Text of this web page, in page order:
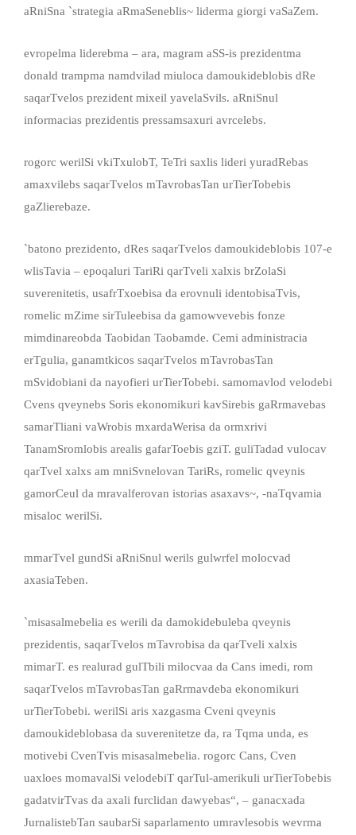
aRniSna `strategia aRmaSeneblis~ liderma giorgi vaSaZem.
evropelma liderebma – ara, magram aSS-is prezidentma
donald trampma namdvilad miuloca damoukideblobis dRe
saqarTvelos prezident mixeil yavelaSvils. aRniSnul
informacias prezidentis pressamsaxuri avrcelebs.
rogorc werilSi vkiTxulobT, TeTri saxlis lideri yuradRebas
amaxvilebs saqarTvelos mTavrobasTan urTierTobebis
gaZlierebaze.
`batono prezidento, dRes saqarTvelos damoukideblobis 107-e
wlisTavia – epoqaluri TariRi qarTveli xalxis brZolaSi
suverenitetis, usafrTxoebisa da erovnuli identobisaTvis,
romelic mZime sirTuleebisa da gamowvevebis fonze
mimdinareobda Taobidan Taobamde. Cemi administracia
erTgulia, ganamtkicos saqarTvelos mTavrobasTan
mSvidobiani da nayofieri urTierTobebi. samomavlod velodebi
Cvens qveynebs Soris ekonomikuri kavSirebis gaRrmavebas
samarTliani vaWrobis mxardaWerisa da ormxrivi
TanamSromlobis arealis gafarToebis gziT. guliTadad vulocav
qarTvel xalxs am mniSvnelovan TariRs, romelic qveynis
gamorCeul da mravalferovan istorias asaxavs~, -naTqvamia
misaloc werilSi.
mmarTvel gundSi aRniSnul werils gulwrfel molocvad
axasiaTeben.
`misasalmebelia es werili da damokidebuleba qveynis
prezidentis, saqarTvelos mTavrobisa da qarTveli xalxis
mimarT. es realurad gulTbili milocvaa da Cans imedi, rom
saqarTvelos mTavrobasTan gaRrmavdeba ekonomikuri
urTierTobebi. werilSi aris xazgasma Cveni qveynis
damoukideblobasa da suverenitetze da, ra Tqma unda, es
motivebi CvenTvis misasalmebelia. rogorc Cans, Cven
uaxloes momavalSi velodebiT qarTul-amerikuli urTierTobebis
gadatvirTvas da axali furclidan dawyebas“, – ganacxada
JurnalistebTan saubarSi saparlamento umravlesobis wevrma